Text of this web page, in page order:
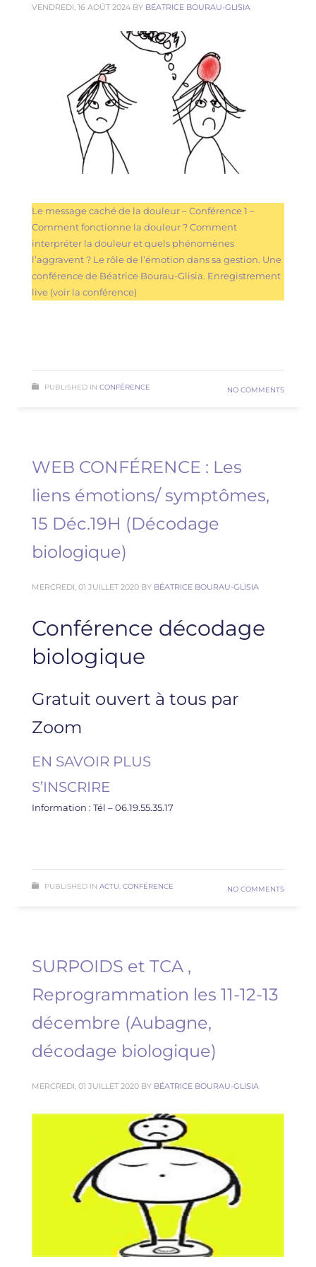
VENDREDI, 16 AOÛT 2024 BY BÉATRICE BOURAU-GLISIA
Le message caché de la douleur – Conférence 1 –
Comment fonctionne la douleur ? Comment
interpréter la douleur et quels phénomènes
l’aggravent ? Le rôle de l’émotion dans sa gestion. Une
conférence de Béatrice Bourau-Glisia. Enregistrement
live (voir la conférence)
PUBLISHED IN CONFÉRENCE NO COMMENTS
WEB CONFÉRENCE : Les
liens émotions/ symptômes,
15 Déc.19H (Décodage
biologique)
MERCREDI, 01 JUILLET 2020 BY BÉATRICE BOURAU-GLISIA
Conférence décodage
biologique
Gratuit ouvert à tous par
Zoom
EN SAVOIR PLUS
S’INSCRIRE
Information : Tél – 06.19.55.35.17
PUBLISHED IN ACTU, CONFÉRENCE NO COMMENTS
SURPOIDS et TCA ,
Reprogrammation les 11-12-13
décembre (Aubagne,
décodage biologique)
MERCREDI, 01 JUILLET 2020 BY BÉATRICE BOURAU-GLISIA